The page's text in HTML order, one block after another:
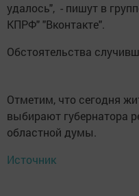
удалось", - пишут в
КПРФ" "Вконтакте".
Обстоятельства
Отметим, что сегодня
выбирают губернатора
областной думы.
Источник